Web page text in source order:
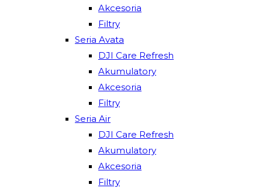
Akcesoria
Filtry
Seria Avata
DJI Care Refresh
Akumulatory
Akcesoria
Filtry
Seria Air
DJI Care Refresh
Akumulatory
Akcesoria
Filtry